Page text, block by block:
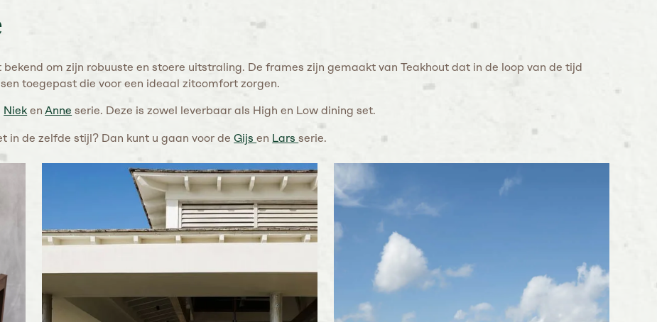
om zijn robuuste en stoere uitstraling. De frames zijn gemaakt van Teakhout dat in de loop van de tijd
toegepast die voor een ideaal zitcomfort zorgen.
Niek enAnne serie. Deze is zowel leverbaar als High en Low dining set.
in de zelfde stijl? Dan kunt u gaan voor deGijsen Larsserie.